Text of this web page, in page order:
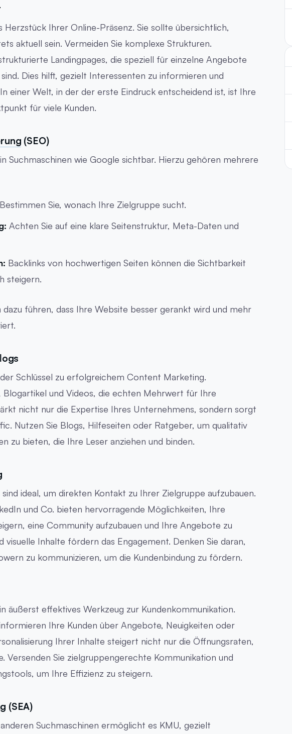
Herzstück Ihrer Online-Präsenz. Sie sollte übersichtlich,
aktuell sein. Vermeiden Sie komplexe Strukturen.
Landingpages, die speziell für einzelne Angebote
Dies hilft, gezielt Interessenten zu informieren und
einer Welt, in der der erste Eindruck entscheidend ist, ist Ihre
für viele Kunden.
(SEO)
Suchmaschinen wie Google sichtbar. Hierzu gehören mehrere
Bestimmen Sie, wonach Ihre Zielgruppe sucht.
Achten Sie auf eine klare Seitenstruktur, Meta-Daten und
Backlinks von hochwertigen Seiten können die Sichtbarkeit
steigern.
dazu führen, dass Ihre Website besser gerankt wird und mehr
Schlüssel zu erfolgreichem Content Marketing.
Blogartikel und Videos, die echten Mehrwert für Ihre
nicht nur die Expertise Ihres Unternehmens, sondern sorgt
Nutzen Sie Blogs, Hilfeseiten oder Ratgeber, um qualitativ
zu bieten, die Ihre Leser anziehen und binden.
ideal, um direkten Kontakt zu Ihrer Zielgruppe aufzubauen.
und Co. bieten hervorragende Möglichkeiten, Ihre
eine Community aufzubauen und Ihre Angebote zu
Inhalte fördern das Engagement. Denken Sie daran,
zu kommunizieren, um die Kundenbindung zu fördern.
äußerst effektives Werkzeug zur Kundenkommunikation.
Ihre Kunden über Angebote, Neuigkeiten oder
Ihrer Inhalte steigert nicht nur die Öffnungsraten,
Versenden Sie zielgruppengerechte Kommunikation und
um Ihre Effizienz zu steigern.
(SEA)
Suchmaschinen ermöglicht es KMU, gezielt